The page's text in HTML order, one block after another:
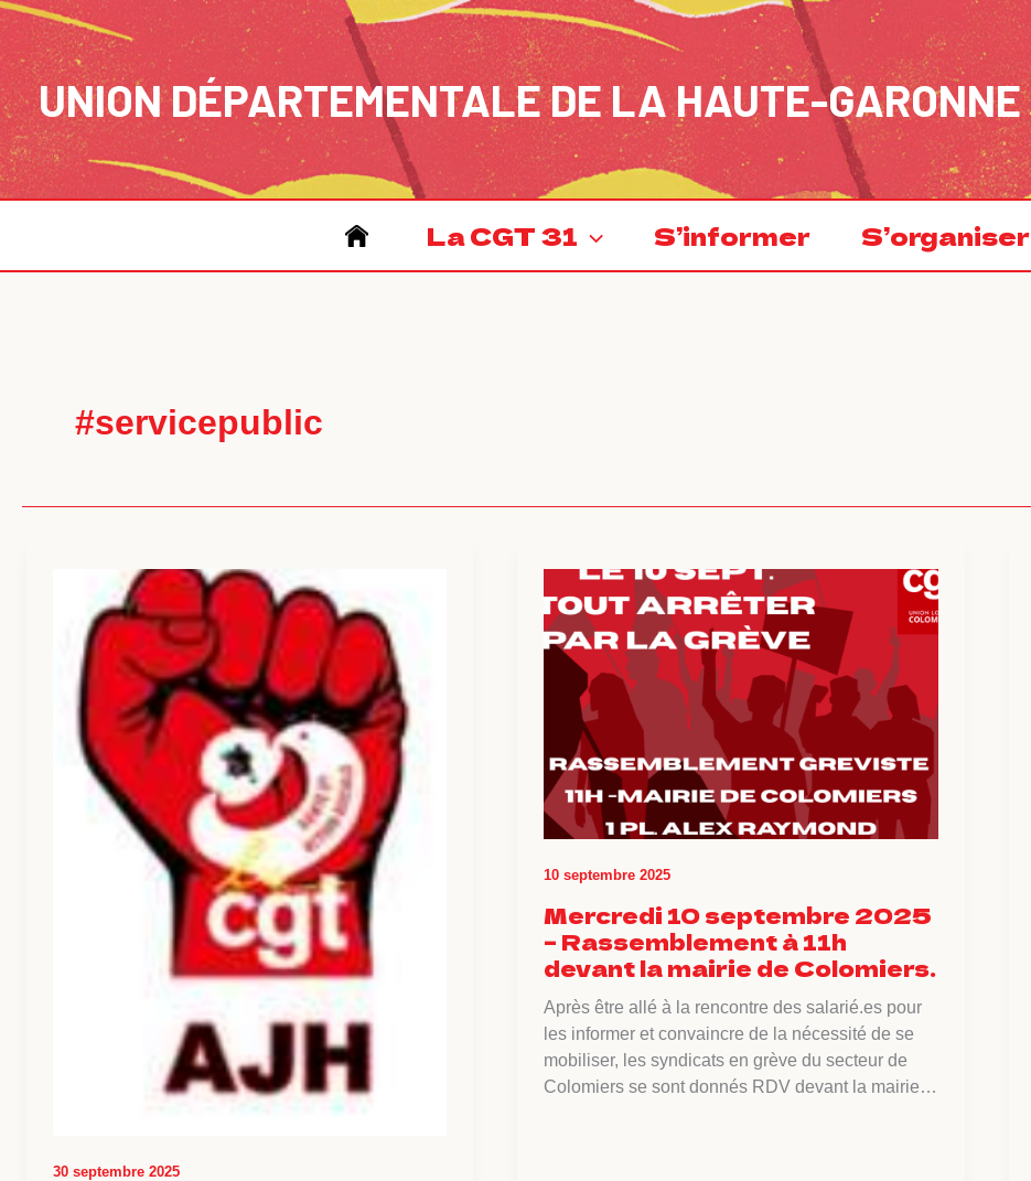
Aller
au
contenu
UNION DÉPARTEMENTALE DE LA HAUTE-GARONNE
La CGT 31 S’informer S’organiser
#servicepublic
30 septembre 2025
10 septembre 2025
Mercredi 10 septembre 2025
– Rassemblement à 11h
devant la mairie de Colomiers.
Après être allé à la rencontre des salarié.es pour
les informer et convaincre de la nécessité de se
mobiliser, les syndicats en grève du secteur de
Colomiers se sont donnés RDV devant la mairie…